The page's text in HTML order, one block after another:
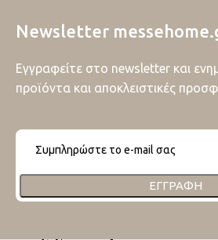
Newsletter
Εγγραφείτε στο newsletter και
προϊόντα και αποκλειστικές
ΕΓΓΡΑΦΉ